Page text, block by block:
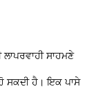
ਸਾਹਮਣੇ
ਸਕਦੀ ਹੈ। ਇਕ ਪਾਸੇ